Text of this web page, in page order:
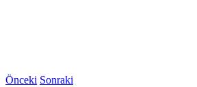
Önceki Sonraki